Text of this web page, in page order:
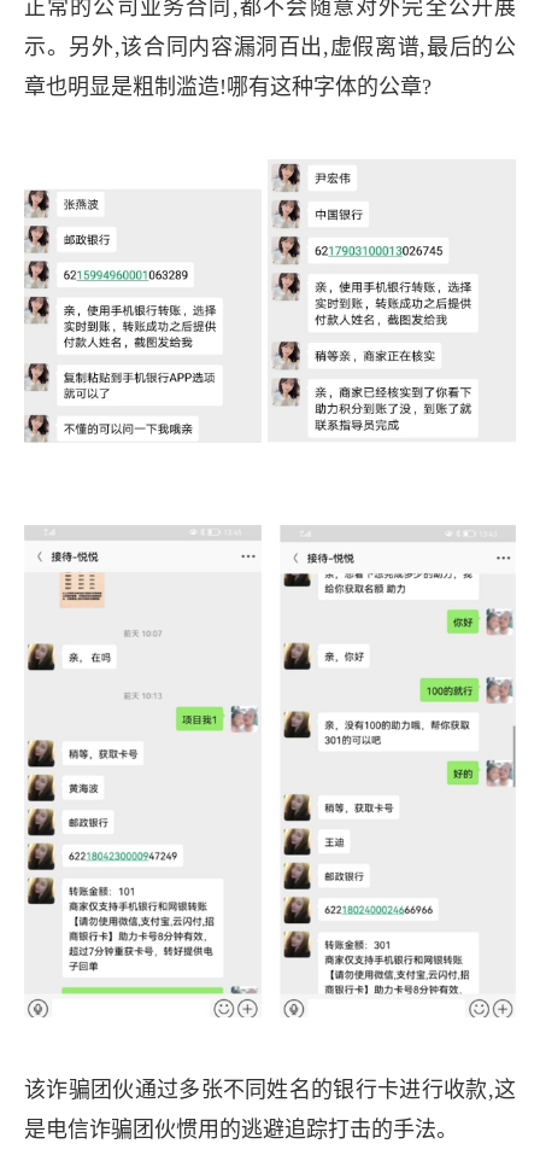
正常的公司业务合同,都不会随意对外完全公开展
示。另外,该合同内容漏洞百出,虚假离谱,最后的公
章也明显是粗制滥造!哪有这种字体的公章?
该诈骗团伙通过多张不同姓名的银行卡进行收款,这
是电信诈骗团伙惯用的逃避追踪打击的手法。